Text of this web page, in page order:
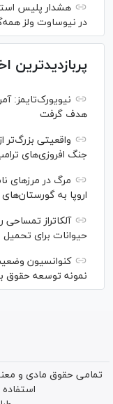
هشدار پلیس
در نیوساوت ولز
پربازدیدترین
هدف گرفت
واقعیتی بزرگ‌تر
جنگ افروزی‌های
مرگ در مرز‌های
اروپا به
آلکاتراز
حیوانات برای
کنوانسیون
نمونه توسعه حقوق
تمامی حقوق مادی و